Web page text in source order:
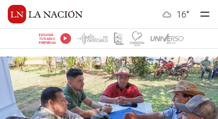
16°
ESCUCHÁ
TU RADIO
PREFERIDA